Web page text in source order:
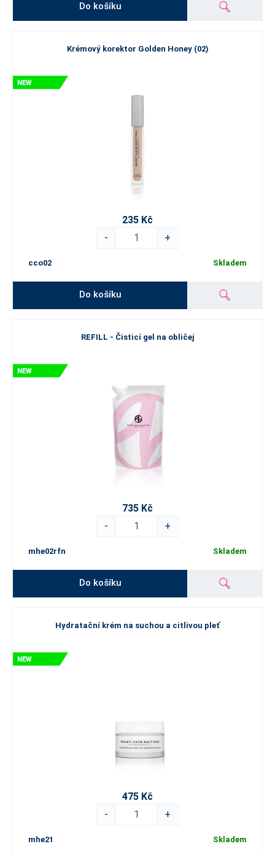
Do košíku
Krémový korektor Golden Honey (02)
235 Kč
-
+
cco02 Skladem
Do košíku
REFILL - Čisticí gel na obličej
735 Kč
-
+
mhe02rfn Skladem
Do košíku
Hydratační krém na suchou a citlivou pleť
475 Kč
-
+
mhe21 Skladem